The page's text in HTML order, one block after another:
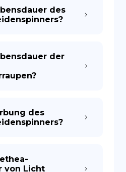
des
der
des
von Licht